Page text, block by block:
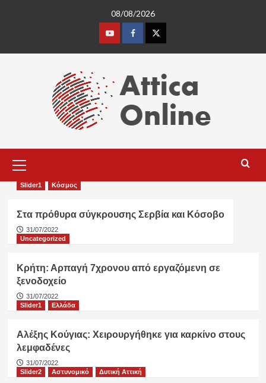
08/08/2026
YoutubeFacebookTwitter
Menu
Slider1 Κόσμος
Στα πρόθυρα σύγκρουσης Σερβία και Κόσοβο
31/07/2022
Uncategorized
Κρήτη: Αρπαγή 7χρονου από εργαζόμενη σε
ξενοδοχείο
31/07/2022
Slider1
Ελλάδα
Αλέξης Κούγιας: Χειρουργήθηκε για καρκίνο στους
λεμφαδένες
31/07/2022
Slider2
Αστυνομικό Δυτική Αττική